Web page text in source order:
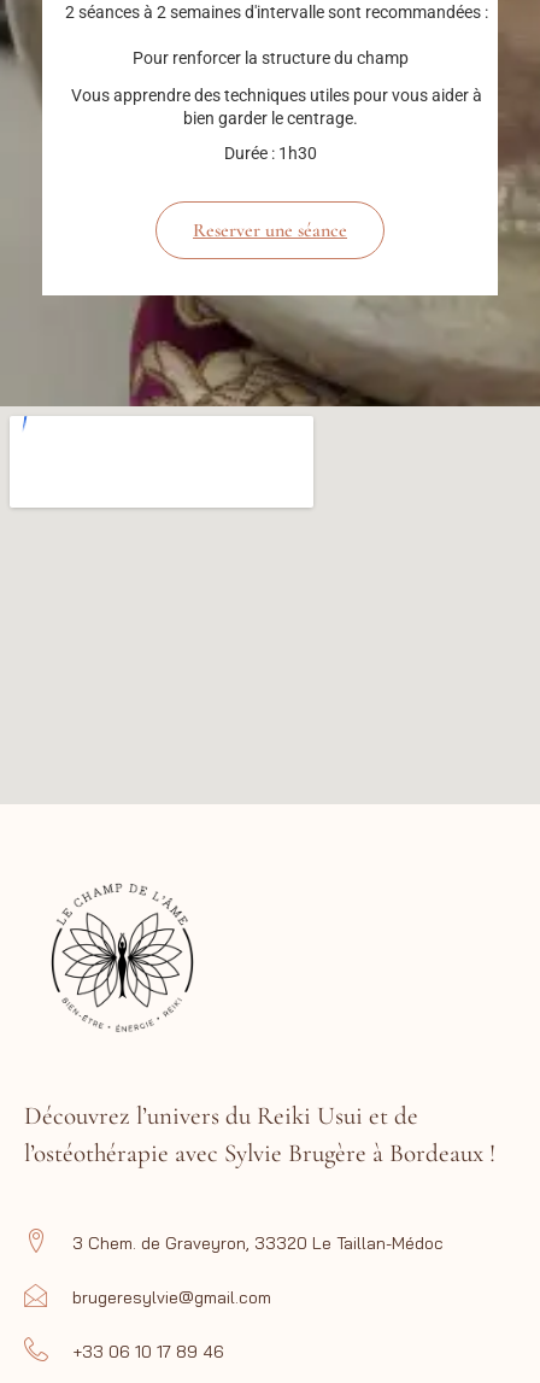
2 séances à 2 semaines d'intervalle sont recommandées :
Pour renforcer la structure du champ
Vous apprendre des techniques utiles pour vous aider à
bien garder le centrage.
Durée : 1h30
Reserver une séance
Découvrez l’univers du Reiki Usui et de
l’ostéothérapie avec Sylvie Brugère à Bordeaux !
3 Chem. de Graveyron, 33320 Le Taillan-Médoc
brugeresylvie@gmail.com
+33 06 10 17 89 46